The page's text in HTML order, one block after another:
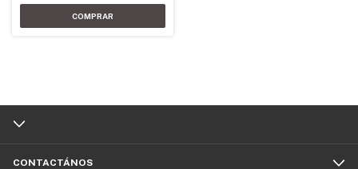
CONTACTÁNOS